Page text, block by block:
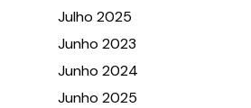
Julho 2025
Junho 2023
Junho 2024
Junho 2025